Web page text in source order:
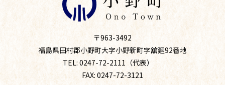
〒963-3492
福島県田村郡小野町大字小野新町字舘廻92番地
TEL: 0247-72-2111（代表）
FAX: 0247-72-3121